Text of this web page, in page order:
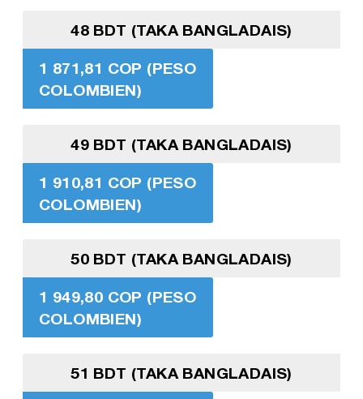
48 BDT (TAKA BANGLADAIS)
1 871,81 COP (PESO
COLOMBIEN)
49 BDT (TAKA BANGLADAIS)
1 910,81 COP (PESO
COLOMBIEN)
50 BDT (TAKA BANGLADAIS)
1 949,80 COP (PESO
COLOMBIEN)
51 BDT (TAKA BANGLADAIS)